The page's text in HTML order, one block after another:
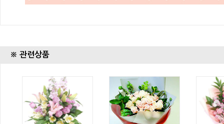
※ 관련상품